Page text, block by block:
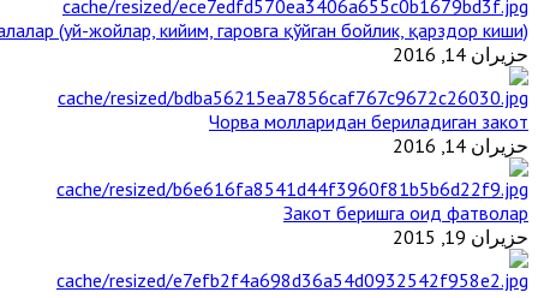
(уй-жойлар, кийим, гаровга қўйган бойлик, қарздор киши)
حزيران 14, 2016
Чорва молларидан бериладиган закот
حزيران 14, 2016
Закот беришга оид фатволар
حزيران 19, 2015